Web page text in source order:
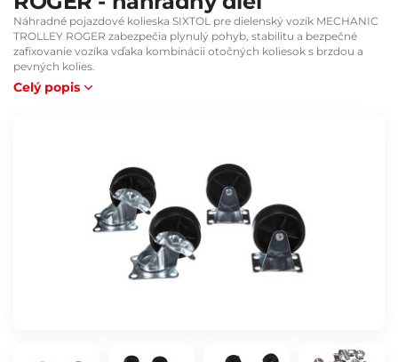
Náhradné pojazdové kolieska SIXTOL pre dielenský vozík MECHANIC
TROLLEY ROGER zabezpečia plynulý pohyb, stabilitu a bezpečné
zafixovanie vozíka vďaka kombinácii otočných koliesok s brzdou a
pevných kolies.
Celý popis